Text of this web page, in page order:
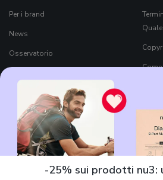
-25% sui prodotti nu3:
Per i brand
News
Osservatorio
Black Friday 2026